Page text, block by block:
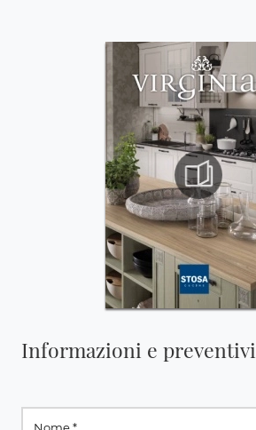
Informazioni e preventivi